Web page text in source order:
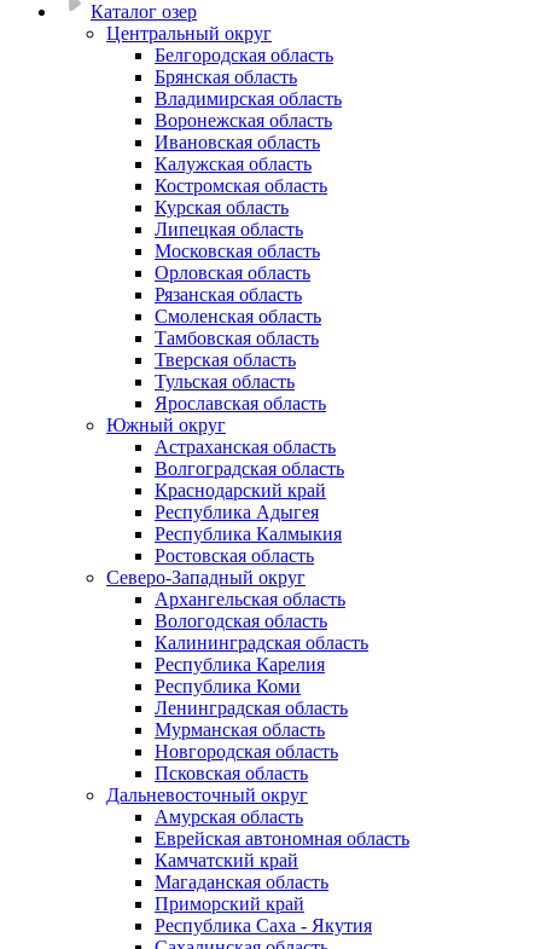
Каталог озер
Центральный округ
Белгородская область
Брянская область
Владимирская область
Воронежская область
Ивановская область
Калужская область
Костромская область
Курская область
Липецкая область
Московская область
Орловская область
Рязанская область
Смоленская область
Тамбовская область
Тверская область
Тульская область
Ярославская область
Южный округ
Астраханская область
Волгоградская область
Краснодарский край
Республика Адыгея
Республика Калмыкия
Ростовская область
Северо-Западный округ
Архангельская область
Вологодская область
Калининградская область
Республика Карелия
Республика Коми
Ленинградская область
Мурманская область
Новгородская область
Псковская область
Дальневосточный округ
Амурская область
Еврейская автономная область
Камчатский край
Магаданская область
Приморский край
Республика Саха - Якутия